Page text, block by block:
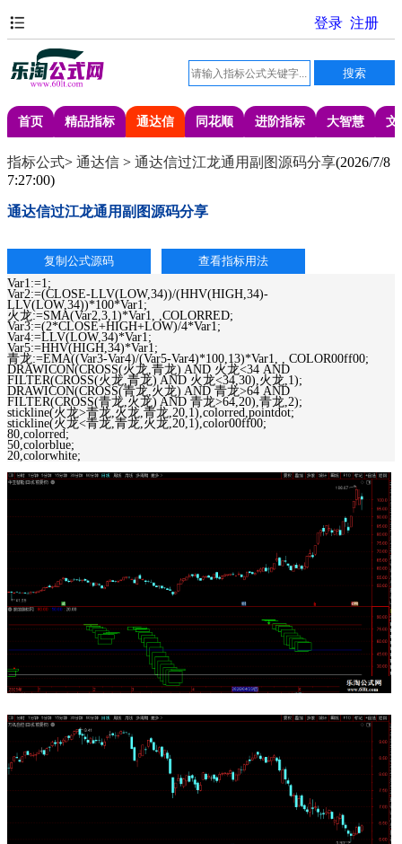
首页 精品指标 通达信 同花顺 进阶指标 大智慧 文
指标公式> 通达信 > 通达信过江龙通用副图源码分享(2026/7/8
7:27:00)
通达信过江龙通用副图源码分享
Var1:=1;
Var2:=(CLOSE-LLV(LOW,34))/(HHV(HIGH,34)-
LLV(LOW,34))*100*Var1;
火龙:=SMA(Var2,3,1)*Var1, ,COLORRED;
Var3:=(2*CLOSE+HIGH+LOW)/4*Var1;
Var4:=LLV(LOW,34)*Var1;
Var5:=HHV(HIGH,34)*Var1;
青龙:=EMA((Var3-Var4)/(Var5-Var4)*100,13)*Var1, , COLOR00ff00;
DRAWICON(CROSS(火龙,青龙) AND 火龙<34 AND
FILTER(CROSS(火龙,青龙) AND 火龙<34,30),火龙,1);
DRAWICON(CROSS(青龙,火龙) AND 青龙>64 AND
FILTER(CROSS(青龙,火龙) AND 青龙>64,20),青龙,2);
stickline(火龙>青龙,火龙,青龙,20,1),colorred,pointdot;
stickline(火龙<青龙,青龙,火龙,20,1),color00ff00;
80,colorred;
50,colorblue;
20,colorwhite;